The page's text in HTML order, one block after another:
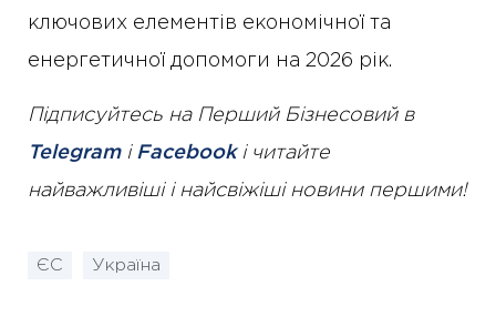
ключових елементів економічної та
енергетичної допомоги на 2026 рік.
Підписуйтесь на Перший Бізнесовий в
Telegramі Facebookі читайте
найважливіші і найсвіжіші новини першими!
ЄС Україна